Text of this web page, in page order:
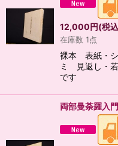
12,000円(税
在庫数 1点
裸本 表紙・
ミ 見返し・
です
両部曼荼羅入